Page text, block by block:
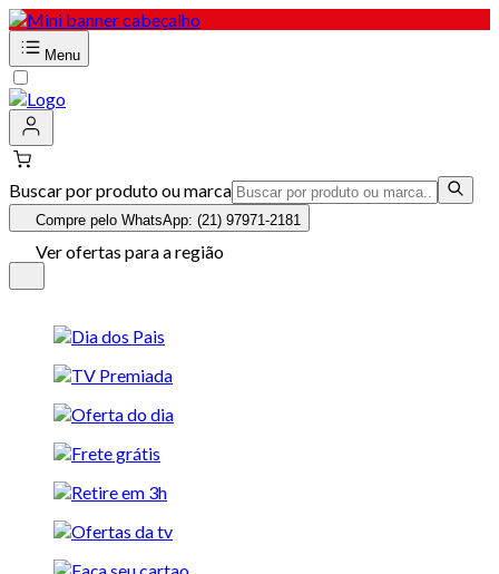
Menu
Buscar por produto ou marca
Compre pelo WhatsApp: (21) 97971-2181
Ver ofertas para a região